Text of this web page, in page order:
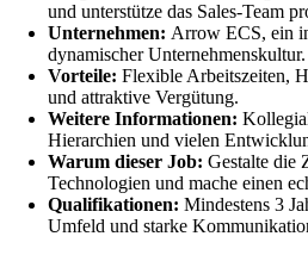
und unterstütze das Sales-Team
Unternehmen: Arrow ECS, ein
dynamischer Unternehmenskultur.
Vorteile: Flexible Arbeitszeiten,
und attraktive Vergütung.
Weitere Informationen:
Hierarchien und vielen
Warum dieser Job: Gestalte die
Technologien und mache einen
Qualifikationen: Mindestens 3
Umfeld und starke